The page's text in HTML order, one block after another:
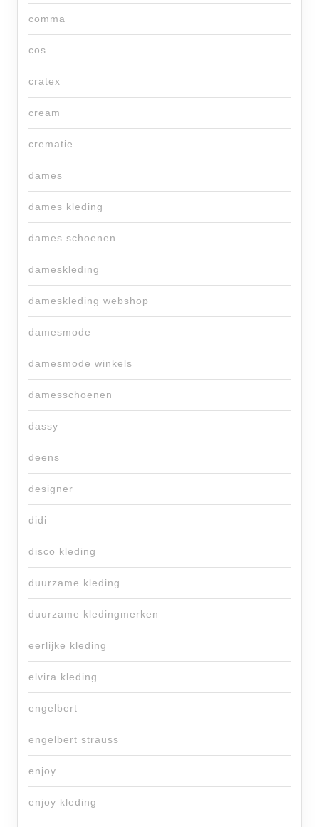
comma
cos
cratex
cream
crematie
dames
dames kleding
dames schoenen
dameskleding
dameskleding webshop
damesmode
damesmode winkels
damesschoenen
dassy
deens
designer
didi
disco kleding
duurzame kleding
duurzame kledingmerken
eerlijke kleding
elvira kleding
engelbert
engelbert strauss
enjoy
enjoy kleding